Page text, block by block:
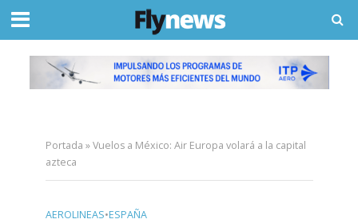
Portada »Vuelos a México: Air Europa volará a la capital
azteca
AEROLINEAS•ESPAÑA